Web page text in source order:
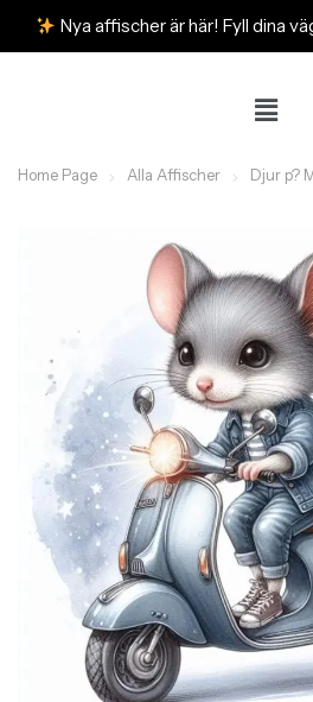
Nya affischer är här! Fyll dina
Home Page Alla Affischer Djur p?